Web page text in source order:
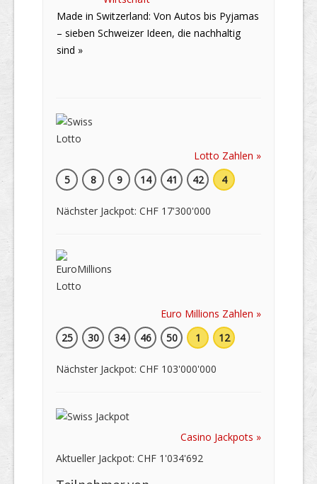
Made in Switzerland: Von Autos bis Pyjamas
– sieben Schweizer Ideen, die nachhaltig
sind »
Lotto Zahlen »
5
8 9 14 41 42 4
Nächster Jackpot: CHF 17'300'000
Euro Millions Zahlen »
25
30 34 46 50 1 12
Nächster Jackpot: CHF 103'000'000
Casino Jackpots »
Aktueller Jackpot: CHF 1'034'692